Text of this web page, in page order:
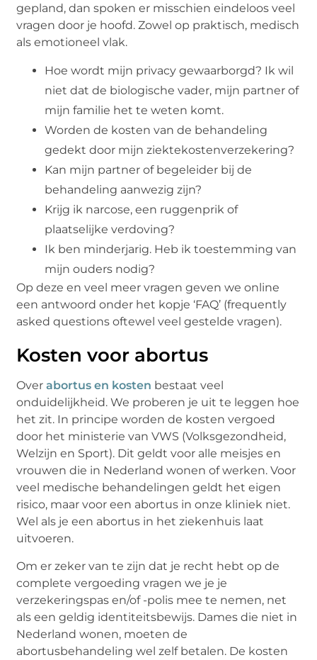
gepland, dan spoken er misschien eindeloos veel
vragen door je hoofd. Zowel op praktisch, medisch
als emotioneel vlak.
Hoe wordt mijn privacy gewaarborgd? Ik wil
niet dat de biologische vader, mijn partner of
mijn familie het te weten komt.
Worden de kosten van de behandeling
gedekt door mijn ziektekostenverzekering?
Kan mijn partner of begeleider bij de
behandeling aanwezig zijn?
Krijg ik narcose, een ruggenprik of
plaatselijke verdoving?
Ik ben minderjarig. Heb ik toestemming van
mijn ouders nodig?
Op deze en veel meer vragen geven we online
een antwoord onder het kopje ‘FAQ’ (frequently
asked questions oftewel veel gestelde vragen).
Kosten voor abortus
Overabortus en kosten bestaat veel
onduidelijkheid. We proberen je uit te leggen hoe
het zit. In principe worden de kosten vergoed
door het ministerie van VWS (Volksgezondheid,
Welzijn en Sport). Dit geldt voor alle meisjes en
vrouwen die in Nederland wonen of werken. Voor
veel medische behandelingen geldt het eigen
risico, maar voor een abortus in onze kliniek niet.
Wel als je een abortus in het ziekenhuis laat
uitvoeren.
Om er zeker van te zijn dat je recht hebt op de
complete vergoeding vragen we je je
verzekeringspas en/of -polis mee te nemen, net
als een geldig identiteitsbewijs. Dames die niet in
Nederland wonen, moeten de
abortusbehandeling wel zelf betalen. De kosten